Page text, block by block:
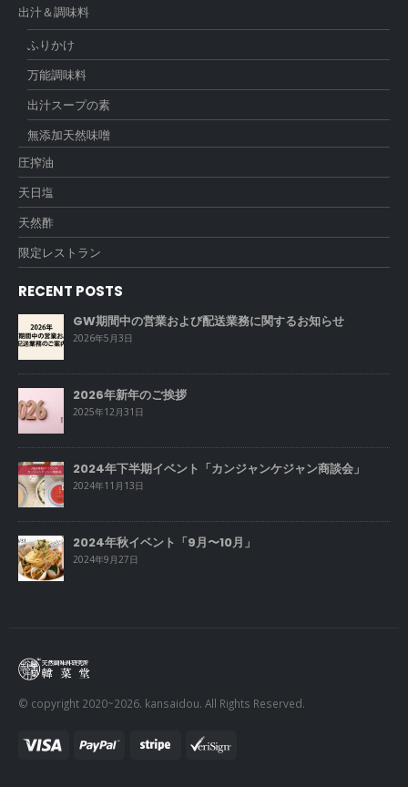
出汁＆調味料
ふりかけ
万能調味料
出汁スープの素
無添加天然味噌
圧搾油
天日塩
天然酢
限定レストラン
RECENT POSTS
GW期間中の営業および配送業務に関するお知らせ
2026年5月3日
2026年新年のご挨拶
2025年12月31日
2024年下半期イベント「カンジャンケジャン商談会」
2024年11月13日
2024年秋イベント「9月〜10月」
2024年9月27日
© copyright 2020~2026. kansaidou. All Rights Reserved.